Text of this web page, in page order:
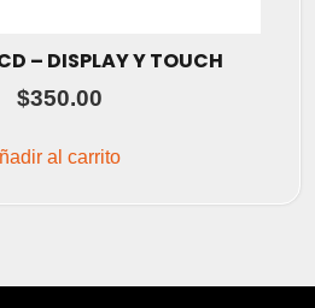
– DISPLAY Y TOUCH
$350.00
al carrito